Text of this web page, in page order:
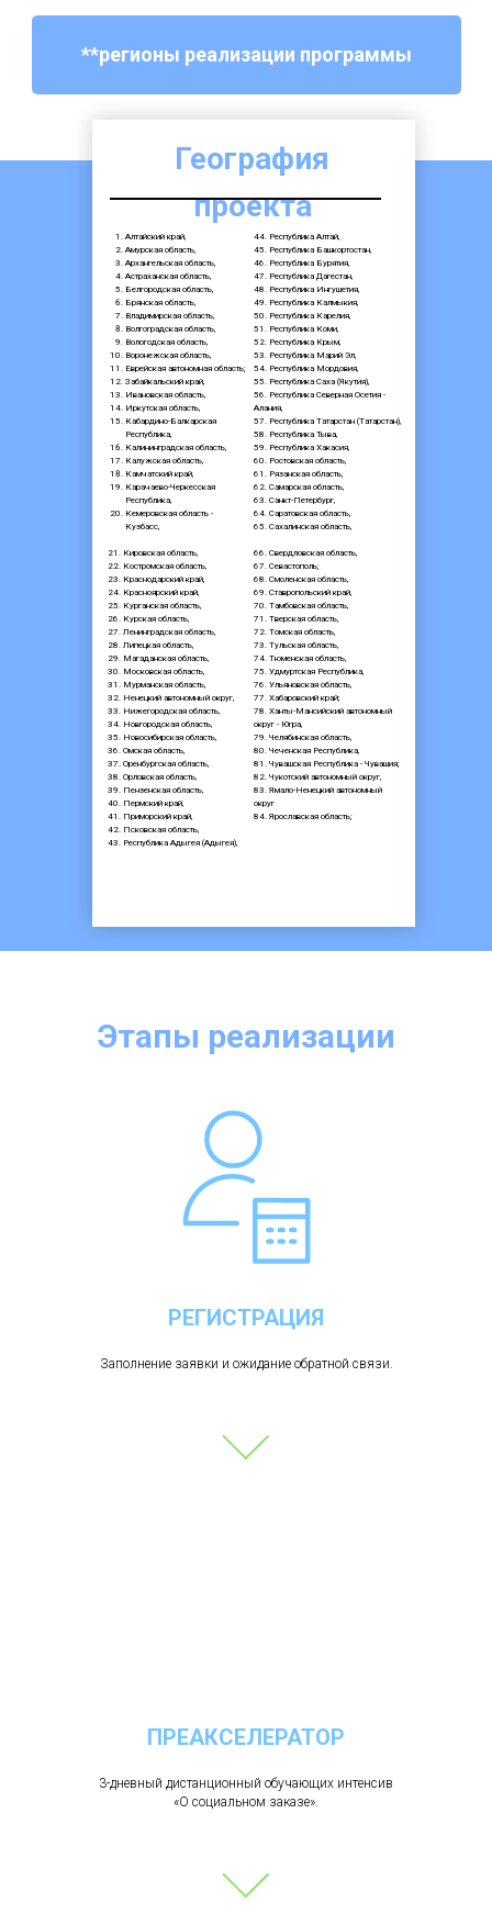
**регионы реализации программы
21. Кировская область,
22. Костромская область,
23. Краснодарский край,
24. Красноярский край,
25. Курганская область,
26. Курская область,
27. Ленинградская область,
28. Липецкая область,
29. Магаданская область,
30. Московская область,
31. Мурманская область,
32. Ненецкий автономный округ,
33. Нижегородская область,
34. Новгородская область,
35. Новосибирская область,
36. Омская область,
37. Оренбургская область,
38. Орловская область,
39. Пензенская область,
40. Пермский край,
41. Приморский край,
42. Псковская область,
43. Республика Адыгея (Адыгея),
География
проекта
44. Республика Алтай,
45. Республика Башкортостан,
46. Республика Бурятия,
47. Республика Дагестан,
48. Республика Ингушетия,
49. Республика Калмыкия,
50. Республика Карелия,
51. Республика Коми,
52. Республика Крым,
53. Республика Марий Эл,
54. Республика Мордовия,
55. Республика Саха (Якутия),
56. Республика Северная Осетия -
Алания,
57. Республика Татарстан (Татарстан),
58. Республика Тыва,
59. Республика Хакасия,
60. Ростовская область,
61. Рязанская область,
62. Самарская область,
63. Санкт-Петербург,
64. Саратовская область,
65. Сахалинская область,
Алтайский край,
Амурская область,
Архангельская область,
Астраханская область,
Белгородская область,
Брянская область,
Владимирская область,
Волгоградская область,
Вологодская область,
Воронежская область,
Еврейская автономная область;
Забайкальский край,
Ивановская область,
Иркутская область,
Кабардино-Балкарская
Республика,
Калининградская область,
Калужская область,
Камчатский край,
Карачаево-Черкесская
Республика,
Кемеровская область -
Кузбасс,
66. Свердловская область,
67. Севастополь;
68. Смоленская область,
69. Ставропольский край,
70. Тамбовская область,
71. Тверская область,
72. Томская область,
73. Тульская область,
74. Тюменская область,
75. Удмуртская Республика,
76. Ульяновская область,
77. Хабаровский край;
78. Ханты-Мансийский автономный
округ - Югра,
79. Челябинская область,
80. Чеченская Республика,
81. Чувашская Республика - Чувашия;
82. Чукотский автономный округ,
83. Ямало-Ненецкий автономный
округ
84. Ярославская область;
Этапы реализации
РЕГИСТРАЦИЯ
Заполнение заявки и ожидание обратной связи.
ПРЕАКСЕЛЕРАТОР
3-дневный дистанционный обучающих интенсив
«О социальном заказе».